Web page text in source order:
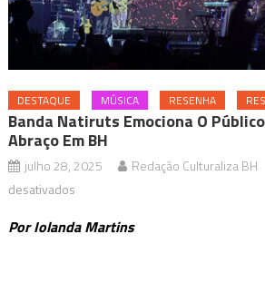
DESTAQUE MÚSICA RESENHA
Banda Natiruts Emociona O
Abraço Em BH
julho 28, 2025 Redação Culturaliza BH
desativadosem
Natiruts
Por Iolanda Martins